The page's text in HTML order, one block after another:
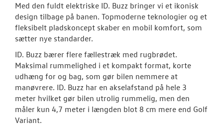
Med den fuldt elektriske ID. Buzz bringer vi et ikonisk
design tilbage på banen. Topmoderne teknologier og et
fleksibelt pladskoncept skaber en mobil komfort, som
sætter nye standarder.
ID. Buzz bærer flere fællestræk med rugbrødet.
Maksimal rummelighed i et kompakt format, korte
udhæng for og bag, som gør bilen nemmere at
manøvrere. ID. Buzz har en akselafstand på hele 3
meter hvilket gør bilen utrolig rummelig, men den
måler kun 4,7 meter i længden blot 8 cm mere end Golf
Variant.